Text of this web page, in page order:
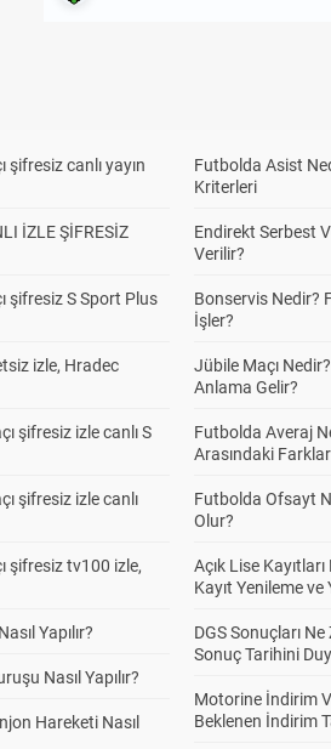
canlı yayın
İZLE ŞİFRESİZ
şifresiz S Sport Plus
izle, Hradec
şifresiz izle canlı S
şifresiz izle canlı
şifresiz tv100 izle,
Yapılır?
Nasıl Yapılır?
Hareketi Nasıl
Futbolda Asist
Kriterleri
Endirekt Serbest
Verilir?
Bonservis Nedir?
İşler?
Jübile Maçı
Anlama Gelir?
Futbolda Averaj
Arasındaki Farklar
Futbolda Ofsayt
Olur?
Açık Lise
Kayıt Yenileme ve
DGS Sonuçları
Sonuç Tarihini
Motorine İndirim
Beklenen İndirim